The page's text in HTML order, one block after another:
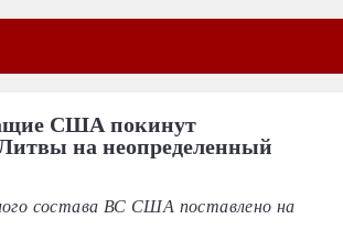
США покинут
на неопределенный
состава ВС США поставлено на